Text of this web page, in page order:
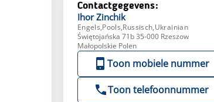
Contactgegevens:
Ihor Zinchik
Engels,Pools,Russisch,Ukrainian
Świętojańska 71b 35-000 Rzeszow
Małopolskie Polen
Toon mobiele nummer
Toon telefoonnummer